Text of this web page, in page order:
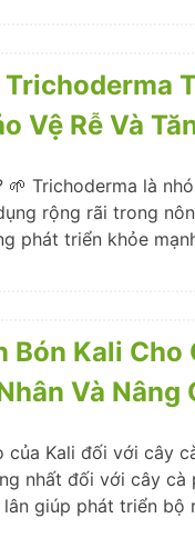
Vệ Rễ Và
🌱 Trichoderma là
rộng rãi trong
phát triển khỏe
Bón Kali Cho
Và
của Kali đối với cây
nhất đối với cây cà
lân giúp phát triển